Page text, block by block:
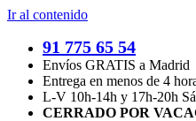
Ir al contenido
91 775 65 54
Envíos GRATIS a Madrid
Entrega en menos de 4
L-V 10h-14h y 17h-20h
CERRADO POR